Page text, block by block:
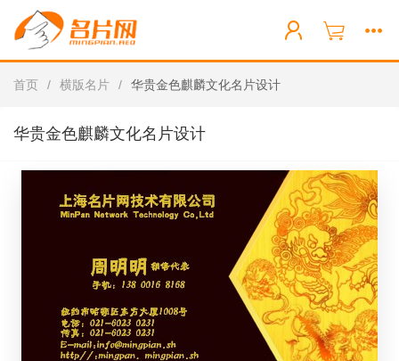
首页 / 横版名片 / 华贵金色麒麟文化名片设计
华贵金色麒麟文化名片设计